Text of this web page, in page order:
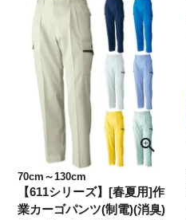
70cm～130cm
【611シリーズ】[春夏用]作
業カーゴパンツ(制電)(消臭)